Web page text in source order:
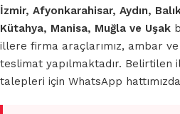
İzmir, Afyonkarahisar, Aydın,
Kütahya, Manisa, Muğla ve Uşak
illere firma araçlarımız, ambar
teslimat yapılmaktadır. Belirtilen
talepleri için WhatsApp